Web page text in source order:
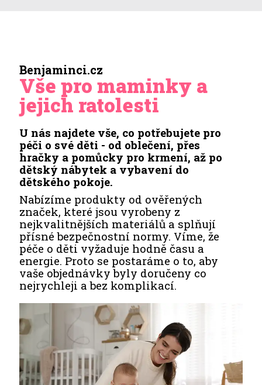
Benjaminci.cz
Vše pro maminky a
jejich ratolesti
U nás najdete vše, co potřebujete pro
péči o své děti - od oblečení, přes
hračky a pomůcky pro krmení, až po
dětský nábytek a vybavení do
dětského pokoje.
Nabízíme produkty od ověřených
značek, které jsou vyrobeny z
nejkvalitnějších materiálů a splňují
přísné bezpečnostní normy. Víme, že
péče o děti vyžaduje hodně času a
energie. Proto se postaráme o to, aby
vaše objednávky byly doručeny co
nejrychleji a bez komplikací.